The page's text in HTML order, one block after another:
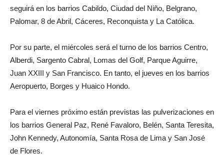
seguirá en los barrios Cabildo, Ciudad del Niño, Belgrano,
Palomar, 8 de Abril, Cáceres, Reconquista y La Católica.
Por su parte, el miércoles será el turno de los barrios Centro,
Alberdi, Sargento Cabral, Lomas del Golf, Parque Aguirre,
Juan XXIII y San Francisco. En tanto, el jueves en los barrios
Aeropuerto, Borges y Huaico Hondo.
Para el viernes próximo están previstas las pulverizaciones en
los barrios General Paz, René Favaloro, Belén, Santa Teresita,
John Kennedy, Autonomía, Santa Rosa de Lima y San José
de Flores.